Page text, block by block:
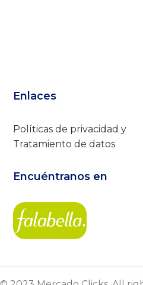
Enlaces
Políticas de privacidad y
Tratamiento de datos
Encuéntranos en